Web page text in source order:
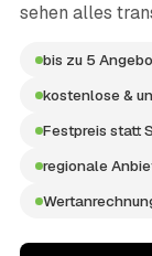
sehen alles
bis zu 5
kostenlose &
Festpreis statt
regionale